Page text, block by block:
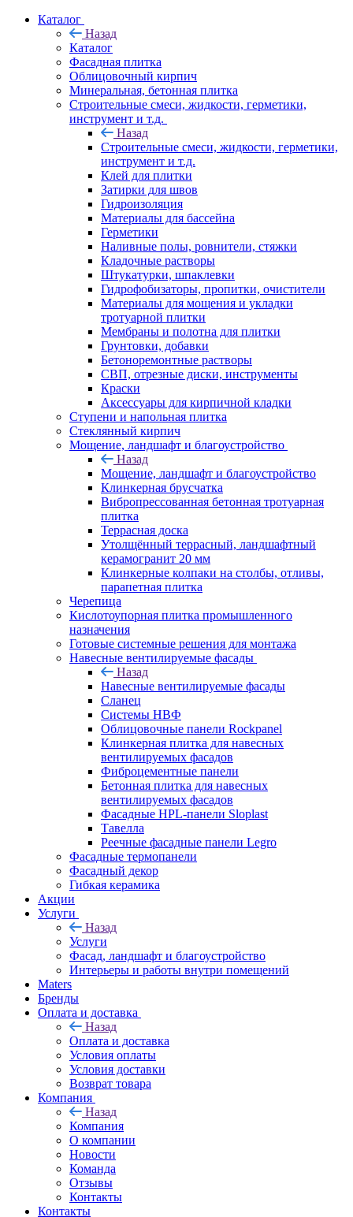
Каталог
Назад
Каталог
Фасадная плитка
Облицовочный кирпич
Минеральная, бетонная плитка
Строительные смеси, жидкости, герметики,
инструмент и т.д.
Назад
Строительные смеси, жидкости, герметики,
инструмент и т.д.
Клей для плитки
Затирки для швов
Гидроизоляция
Материалы для бассейна
Герметики
Наливные полы, ровнители, стяжки
Кладочные растворы
Штукатурки, шпаклевки
Гидрофобизаторы, пропитки, очистители
Материалы для мощения и укладки
тротуарной плитки
Мембраны и полотна для плитки
Грунтовки, добавки
Бетоноремонтные растворы
СВП, отрезные диски, инструменты
Краски
Аксессуары для кирпичной кладки
Ступени и напольная плитка
Cтеклянный кирпич
Мощение, ландшафт и благоустройство
Назад
Мощение, ландшафт и благоустройство
Клинкерная брусчатка
Вибропрессованная бетонная тротуарная
плитка
Террасная доска
Утолщённый террасный, ландшафтный
керамогранит 20 мм
Клинкерные колпаки на столбы, отливы,
парапетная плитка
Черепица
Кислотоупорная плитка промышленного
назначения
Готовые системные решения для монтажа
Навесные вентилируемые фасады
Назад
Навесные вентилируемые фасады
Сланец
Системы НВФ
Облицовочные панели Rockpanel
Клинкерная плитка для навесных
вентилируемых фасадов
Фиброцементные панели
Бетонная плитка для навесных
вентилируемых фасадов
Фасадные HPL-панели Sloplast
Тавелла
Реечные фасадные панели Legro
Фасадные термопанели
Фасадный декор
Гибкая керамика
Акции
Услуги
Назад
Услуги
Фасад, ландшафт и благоустройство
Интерьеры и работы внутри помещений
Maters
Бренды
Оплата и доставка
Назад
Оплата и доставка
Условия оплаты
Условия доставки
Возврат товара
Компания
Назад
Компания
О компании
Новости
Команда
Отзывы
Контакты
Контакты